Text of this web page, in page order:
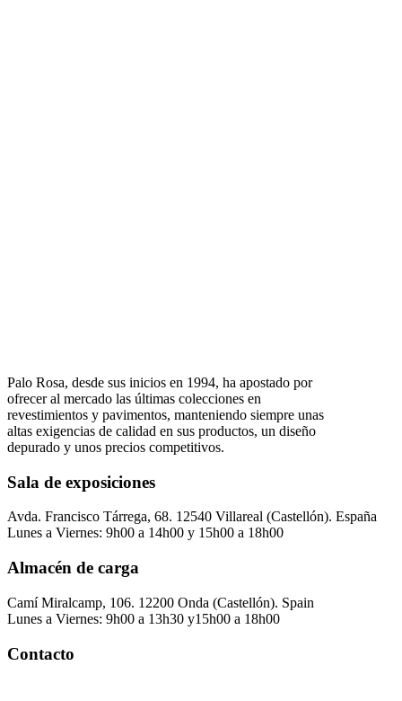
Palo Rosa, desde sus inicios en 1994, ha apostado por
ofrecer al mercado las últimas colecciones en
revestimientos y pavimentos, manteniendo siempre unas
altas exigencias de calidad en sus productos, un diseño
depurado y unos precios competitivos.
Sala de exposiciones
Avda. Francisco Tárrega, 68. 12540 Villareal (Castellón). España
Lunes a Viernes: 9h00 a 14h00 y 15h00 a 18h00
Almacén de carga
Camí Miralcamp, 106. 12200 Onda (Castellón). Spain
Lunes a Viernes: 9h00 a 13h30 y15h00 a 18h00
Contacto